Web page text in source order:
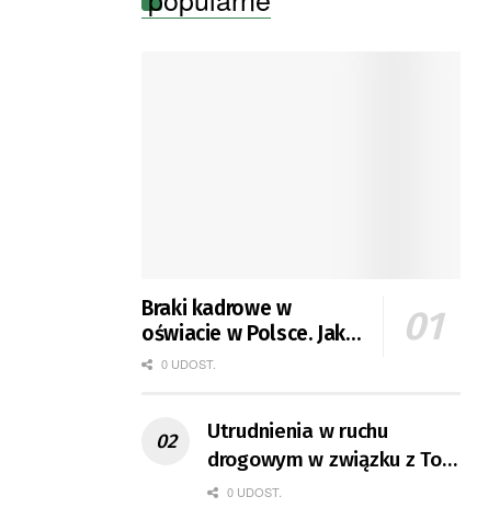
Braki kadrowe w
oświacie w Polsce. Jak
jest w Gorzowie?
0 UDOST.
Utrudnienia w ruchu
drogowym w związku z Tour
de Pologne
0 UDOST.